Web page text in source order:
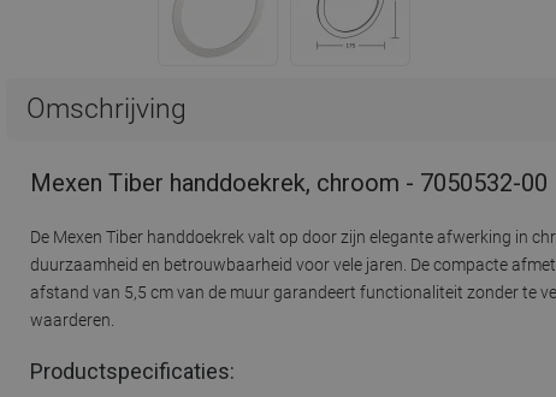
Omschrijving
Mexen Tiber handdoekrek, chroom - 7050532-00
De Mexen Tiber handdoekrek valt op door zijn elegante afwerking in
duurzaamheid en betrouwbaarheid voor vele jaren. De compacte
afstand van 5,5 cm van de muur garandeert functionaliteit zonder te
waarderen.
Productspecificaties: